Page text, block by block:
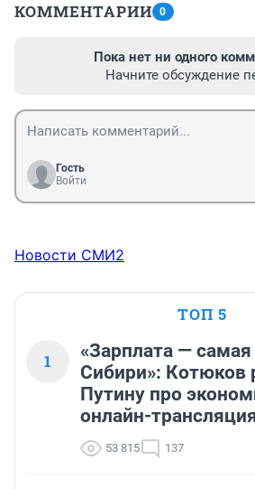
КОММЕНТАРИИ 0
Пока нет ни одного
Начните обсуждение
Гость
Войти
Новости СМИ2
ТОП 5
1
«Зарплата —
Сибири»: Котюков
Путину про
онлайн-
53 815 137